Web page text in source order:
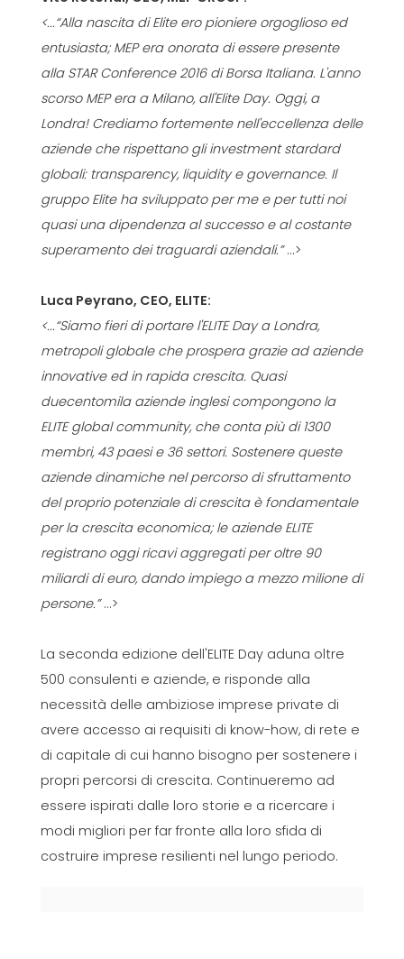
<...“Alla nascita di Elite ero pioniere orgoglioso ed
entusiasta; MEP era onorata di essere presente
alla STAR Conference 2016 di Borsa Italiana. L'anno
scorso MEP era a Milano, all'Elite Day. Oggi, a
Londra! Crediamo fortemente nell'eccellenza delle
aziende che rispettano gli investment stardard
globali: transparency, liquidity e governance. Il
gruppo Elite ha sviluppato per me e per tutti noi
quasi una dipendenza al successo e al costante
superamento dei traguardi aziendali.”...>
Luca Peyrano, CEO, ELITE:
<...“Siamo fieri di portare l'ELITE Day a Londra,
metropoli globale che prospera grazie ad aziende
innovative ed in rapida crescita. Quasi
duecentomila aziende inglesi compongono la
ELITE global community, che conta più di 1300
membri, 43 paesi e 36 settori. Sostenere queste
aziende dinamiche nel percorso di sfruttamento
del proprio potenziale di crescita è fondamentale
per la crescita economica; le aziende ELITE
registrano oggi ricavi aggregati per oltre 90
miliardi di euro, dando impiego a mezzo milione di
persone.”...>
La seconda edizione dell'ELITE Day aduna oltre
500 consulenti e aziende, e risponde alla
necessità delle ambiziose imprese private di
avere accesso ai requisiti di know-how, di rete e
di capitale di cui hanno bisogno per sostenere i
propri percorsi di crescita. Continueremo ad
essere ispirati dalle loro storie e a ricercare i
modi migliori per far fronte alla loro sfida di
costruire imprese resilienti nel lungo periodo.